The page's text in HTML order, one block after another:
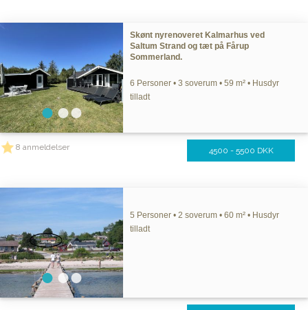
Skønt nyrenoveret Kalmarhus ved
Saltum Strand og tæt på Fårup
Sommerland.
6 Personer • 3 soverum • 59 m² • Husdyr
tilladt
8 anmeldelser 4500 - 5500 DKK
5 Personer • 2 soverum • 60 m² • Husdyr
tilladt